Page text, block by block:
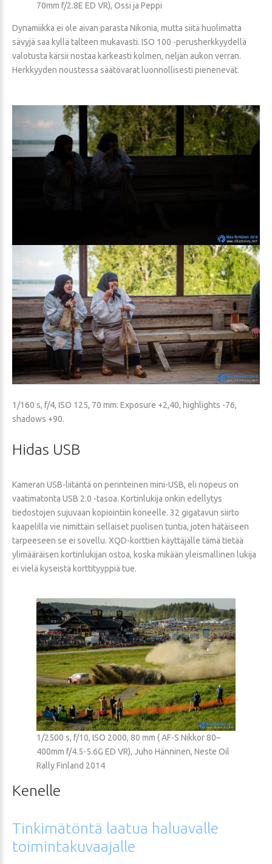
70mm f/2.8E ED VR), Ossi ja Peppi
Dynamiikka ei ole aivan parasta Nikonia, mutta siitä huolimatta
sävyjä saa kyllä talteen mukavasti. ISO 100 -perusherkkyydellä
valotusta kärsii nostaa karkeasti kolmen, neljän aukon verran.
Herkkyyden noustessa säätövarat luonnollisesti pienenevät.
1/160 s, f/4, ISO 125, 70 mm: Exposure +2,40, highlights -76,
shadows +90.
Hidas USB
Kameran USB-liitäntä on perinteinen mini-USB, eli nopeus on
vaatimatonta USB 2.0 -tasoa. Kortinlukija onkin edellytys
tiedostojen sujuvaan kopiointiin koneelle. 32 gigatavun siirto
kaapelilla vie nimittäin sellaiset puolisen tuntia, joten hätäiseen
tarpeeseen se ei sovellu. XQD-korttien käyttäjälle tämä tietää
ylimääräisen kortinlukijan ostoa, koska mikään yleismallinen lukija
ei vielä kyseistä korttityyppiä tue.
1/2500 s, f/10, ISO 2000, 80 mm ( AF-S Nikkor 80–
400mm f/4.5-5.6G ED VR), Juho Hänninen, Neste Oil
Rally Finland 2014
Kenelle
Tinkimätöntä laatua haluavalle
toimintakuvaajalle